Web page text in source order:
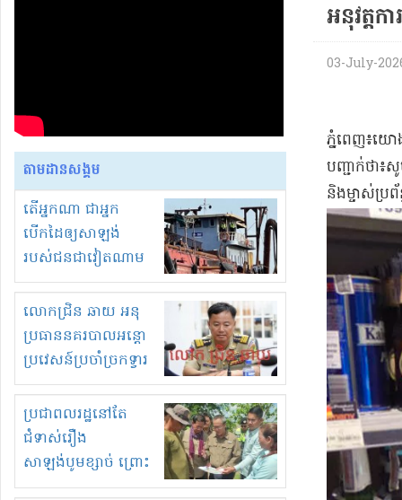
តាមដានសង្គម
តើអ្នកណា ជាអ្នក
បើកដៃឲ្យសាឡង់
របស់ជនជាវៀតណាម
ចូល មកខុស
ច្បាប់លួចបូមខ្សាច់នៅ
ក្នុងប្រទេសកម្ពុជា
លោកជ្រិន ឆាយ អនុ
ប្រធាននគរបាលអន្តោ
ប្រវេសន៍ប្រចាំច្រកទ្វារ
ព្រំដែនភ្នំឌិន និងឈ្មួញ
មួយចំនួនទៀត
កំពង់តែគុបគិតគ្នា
ធ្វើសកម្មភាពរកស៊ីនិង
ស្តុកទំនិញគេចពន្ធ?
ប្រជាពលរដ្ឋនៅតែ
ជំទាស់រឿង
សាឡង់បូមខ្សាច់ ព្រោះ
ខ្លាចបាក់ច្រាំងទៀត!
អនុវត្ត​ក
03-July-
ភ្នំពេញ​៖​យោ
បញ្ជាក់ថា​
និង​ម្ចាស់​ប្រ